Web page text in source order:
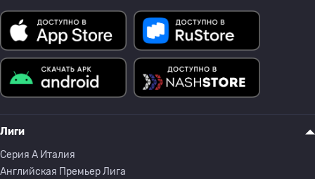
Лиги
Серия A Италия
Английская Премьер Лига